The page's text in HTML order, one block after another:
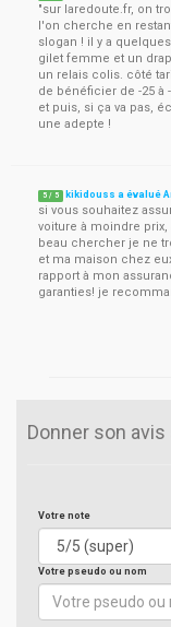
"sur laredoute.fr, on
l'on cherche en
slogan ! il y a
gilet femme et un
un relais colis. côté
de bénéficier de -25 à
et puis, si ça va pas,
une adepte !
5 / 5 kikidouss a évalué
si vous souhaitez
voiture à moindre
beau chercher je ne
et ma maison chez
rapport à mon
garanties! je
Donner son
Votre note
Votre pseudo ou nom